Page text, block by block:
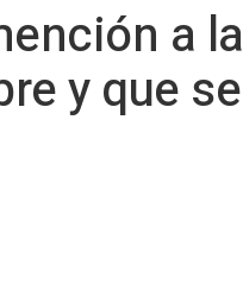
a la
y que se